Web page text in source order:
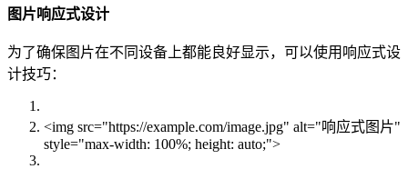
图片响应式设计
为了确保图片在不同设备上都能良好显示，可以使用响应式设
计技巧：
<img src="https://example.com/image.jpg" alt="响应式图片"
style="max-width: 100%; height: auto;">